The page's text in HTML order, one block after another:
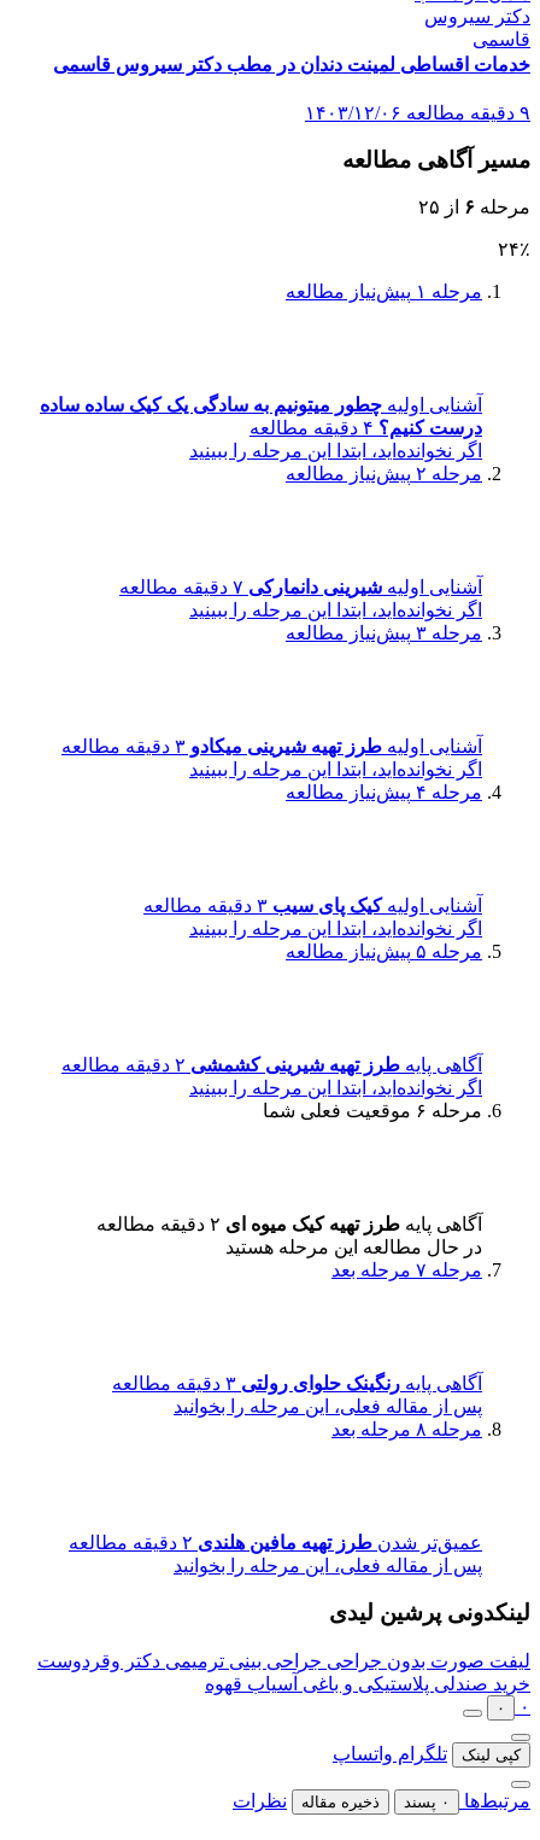
خدمات اقساطی لمینت دندان در مطب دکتر سیروس قاسمی
۹ دقیقه مطالعه ۱۴۰۳/۱۲/۰۶
مسیر آگاهی مطالعه
مرحله ۶ از ۲۵
۲۴٪
مرحله ۱ پیش‌نیاز مطالعه
آشنایی اولیه چطور میتونیم به سادگی یک کیک ساده ساده
درست کنیم؟ ۴ دقیقه مطالعه
اگر نخوانده‌اید، ابتدا این مرحله را ببینید
مرحله ۲
پیش‌نیاز مطالعه
آشنایی اولیه شیرینی دانمارکی ۷ دقیقه مطالعه
اگر نخوانده‌اید، ابتدا این مرحله را ببینید
مرحله ۳
پیش‌نیاز مطالعه
آشنایی اولیه طرز تهیه شیرینی میکادو ۳ دقیقه مطالعه
اگر نخوانده‌اید، ابتدا این مرحله را ببینید
مرحله ۴
پیش‌نیاز مطالعه
آشنایی اولیهکیک پای سیب ۳ دقیقه مطالعه
اگر نخوانده‌اید، ابتدا این مرحله را ببینید
مرحله ۵
پیش‌نیاز مطالعه
آگاهی پایه طرز تهیه شیرینی کشمشی ۲ دقیقه مطالعه
اگر نخوانده‌اید، ابتدا این مرحله را ببینید
مرحله ۶
موقعیت فعلی شما
آگاهی پایه طرز تهیه کیک میوه ای ۲ دقیقه مطالعه
در حال مطالعه این مرحله هستید
مرحله ۷
مرحله بعد
آگاهی پایه رنگینک حلوای رولتی ۳ دقیقه مطالعه
پس از مقاله فعلی، این مرحله را بخوانید
مرحله ۸
مرحله بعد
عمیق‌تر شدن طرز تهیه مافین هلندی ۲ دقیقه مطالعه
پس از مقاله فعلی، این مرحله را بخوانید
لینکدونی پرشین لیدی
لیفت صورت بدون جراحی جراحی بینی ترمیمی دکتر وقردوست
خرید صندلی پلاستیکی و باغی آسیاب قهوه
۰
۰
کپی لینک تلگرام واتساپ
مرتبط‌ها ۰ پسند ذخیره مقاله نظرات